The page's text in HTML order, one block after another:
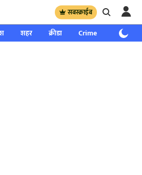
सबस्क्राईब
शहर क्रीडा Crime साप्ताहिक